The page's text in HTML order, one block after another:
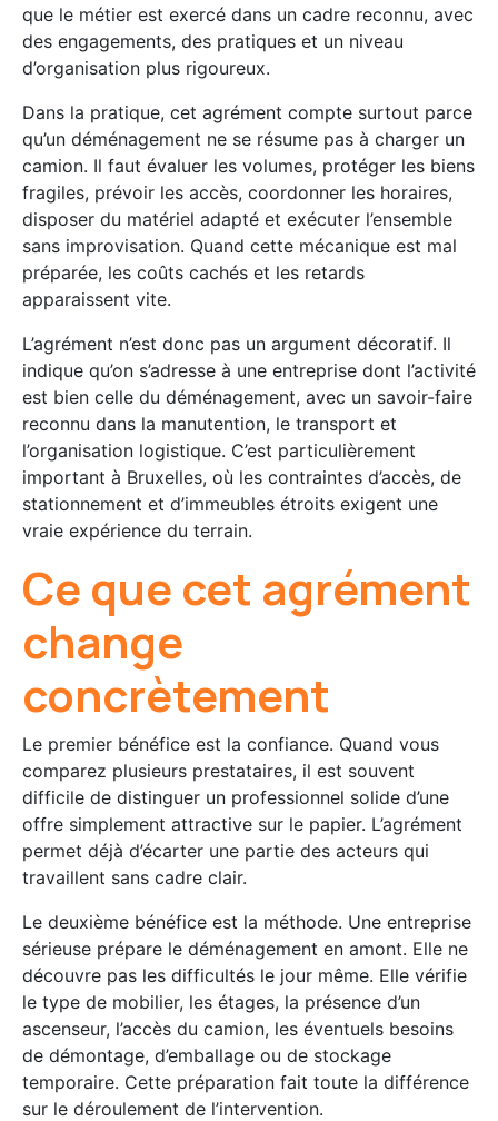
que le métier est exercé dans un cadre reconnu, avec
des engagements, des pratiques et un niveau
d’organisation plus rigoureux.
Dans la pratique, cet agrément compte surtout parce
qu’un déménagement ne se résume pas à charger un
camion. Il faut évaluer les volumes, protéger les biens
fragiles, prévoir les accès, coordonner les horaires,
disposer du matériel adapté et exécuter l’ensemble
sans improvisation. Quand cette mécanique est mal
préparée, les coûts cachés et les retards
apparaissent vite.
L’agrément n’est donc pas un argument décoratif. Il
indique qu’on s’adresse à une entreprise dont l’activité
est bien celle du déménagement, avec un savoir-faire
reconnu dans la manutention, le transport et
l’organisation logistique. C’est particulièrement
important à Bruxelles, où les contraintes d’accès, de
stationnement et d’immeubles étroits exigent une
vraie expérience du terrain.
Ce que cet agrément
change
concrètement
Le premier bénéfice est la confiance. Quand vous
comparez plusieurs prestataires, il est souvent
difficile de distinguer un professionnel solide d’une
offre simplement attractive sur le papier. L’agrément
permet déjà d’écarter une partie des acteurs qui
travaillent sans cadre clair.
Le deuxième bénéfice est la méthode. Une entreprise
sérieuse prépare le déménagement en amont. Elle ne
découvre pas les difficultés le jour même. Elle vérifie
le type de mobilier, les étages, la présence d’un
ascenseur, l’accès du camion, les éventuels besoins
de démontage, d’emballage ou de stockage
temporaire. Cette préparation fait toute la différence
sur le déroulement de l’intervention.